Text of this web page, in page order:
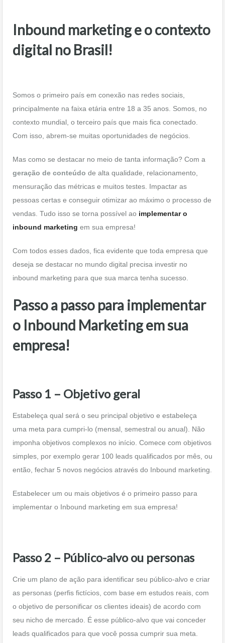
Inbound marketing e o contexto
digital no Brasil!
Somos o primeiro país em conexão nas redes sociais,
principalmente na faixa etária entre 18 a 35 anos. Somos, no
contexto mundial, o terceiro país que mais fica conectado.
Com isso, abrem-se muitas oportunidades de negócios.
Mas como se destacar no meio de tanta informação? Com a
geração de conteúdo de alta qualidade, relacionamento,
mensuração das métricas e muitos testes. Impactar as
pessoas certas e conseguir otimizar ao máximo o processo de
vendas. Tudo isso se torna possível ao implementar o
inbound marketing em sua empresa!
Com todos esses dados, fica evidente que toda empresa que
deseja se destacar no mundo digital precisa investir no
inbound marketing para que sua marca tenha sucesso.
Passo a passo para implementar
o Inbound Marketing em sua
empresa!
Passo 1 – Objetivo geral
Estabeleça qual será o seu principal objetivo e estabeleça
uma meta para cumpri-lo (mensal, semestral ou anual). Não
imponha objetivos complexos no início. Comece com objetivos
simples, por exemplo gerar 100 leads qualificados por mês, ou
então, fechar 5 novos negócios através do Inbound marketing.
Estabelecer um ou mais objetivos é o primeiro passo para
implementar o Inbound marketing em sua empresa!
Passo 2 – Público-alvo ou personas
Crie um plano de ação para identificar seu público-alvo e criar
as personas (perfis fictícios, com base em estudos reais, com
o objetivo de personificar os clientes ideais) de acordo com
seu nicho de mercado. É esse público-alvo que vai conceder
leads qualificados para que você possa cumprir sua meta.